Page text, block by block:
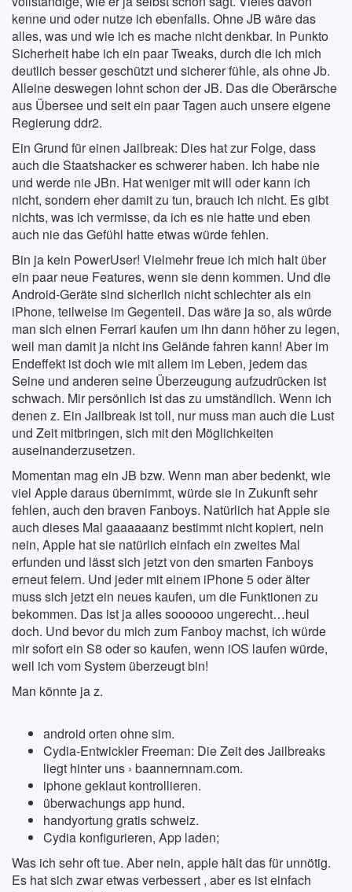
kenne und oder nutze ich ebenfalls. Ohne JB wäre das
alles, was und wie ich es mache nicht denkbar. In Punkto
Sicherheit habe ich ein paar Tweaks, durch die ich mich
deutlich besser geschützt und sicherer fühle, als ohne Jb.
Alleine deswegen lohnt schon der JB. Das die Oberärsche
aus Übersee und seit ein paar Tagen auch unsere eigene
Regierung ddr2.
Ein Grund für einen Jailbreak: Dies hat zur Folge, dass
auch die Staatshacker es schwerer haben. Ich habe nie
und werde nie JBn. Hat weniger mit will oder kann ich
nicht, sondern eher damit zu tun, brauch ich nicht. Es gibt
nichts, was ich vermisse, da ich es nie hatte und eben
auch nie das Gefühl hatte etwas würde fehlen.
Bin ja kein PowerUser! Vielmehr freue ich mich halt über
ein paar neue Features, wenn sie denn kommen. Und die
Android-Geräte sind sicherlich nicht schlechter als ein
iPhone, teilweise im Gegenteil. Das wäre ja so, als würde
man sich einen Ferrari kaufen um ihn dann höher zu legen,
weil man damit ja nicht ins Gelände fahren kann! Aber im
Endeffekt ist doch wie mit allem im Leben, jedem das
Seine und anderen seine Überzeugung aufzudrücken ist
schwach. Mir persönlich ist das zu umständlich. Wenn ich
denen z. Ein Jailbreak ist toll, nur muss man auch die Lust
und Zeit mitbringen, sich mit den Möglichkeiten
auseinanderzusetzen.
Momentan mag ein JB bzw. Wenn man aber bedenkt, wie
viel Apple daraus übernimmt, würde sie in Zukunft sehr
fehlen, auch den braven Fanboys. Natürlich hat Apple sie
auch dieses Mal gaaaaaanz bestimmt nicht kopiert, nein
nein, Apple hat sie natürlich einfach ein zweites Mal
erfunden und lässt sich jetzt von den smarten Fanboys
erneut feiern. Und jeder mit einem iPhone 5 oder älter
muss sich jetzt ein neues kaufen, um die Funktionen zu
bekommen. Das ist ja alles soooooo ungerecht…heul
doch. Und bevor du mich zum Fanboy machst, ich würde
mir sofort ein S8 oder so kaufen, wenn iOS laufen würde,
weil ich vom System überzeugt bin!
Man könnte ja z.
android orten ohne sim.
Cydia-Entwickler Freeman: Die Zeit des Jailbreaks
liegt hinter uns › baannernnam.com.
iphone geklaut kontrollieren.
überwachungs app hund.
handyortung gratis schweiz.
Cydia konfigurieren, App laden;
Was ich sehr oft tue. Aber nein, apple hält das für unnötig.
Es hat sich zwar etwas verbessert , aber es ist einfach